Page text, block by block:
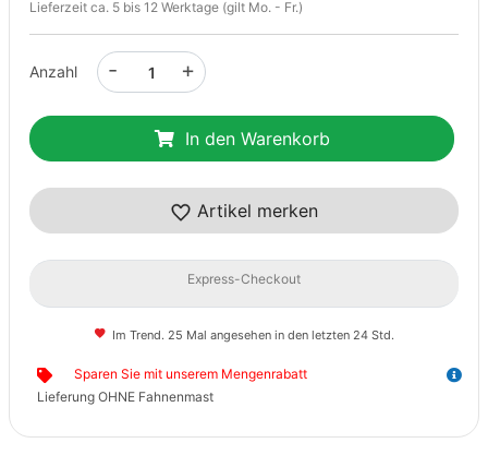
Lieferzeit ca. 5 bis 12 Werktage (gilt Mo. - Fr.)
Anzahl +
-
In den Warenkorb
Artikel merken
Express-Checkout
Im Trend. 25 Mal angesehen in den letzten 24 Std.
Sparen Sie mit unserem Mengenrabatt
Lieferung OHNE Fahnenmast